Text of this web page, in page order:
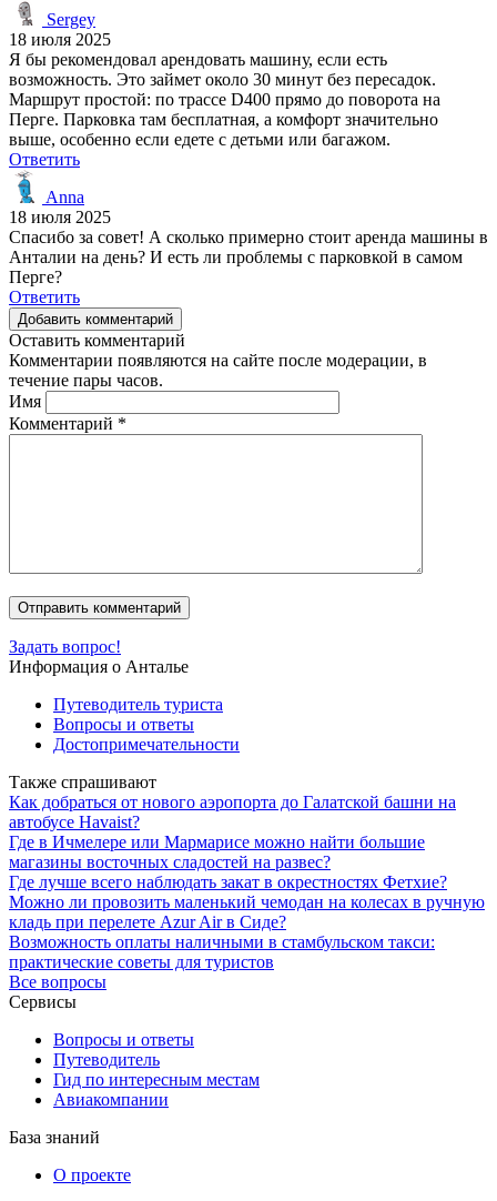
Sergey
18 июля 2025
Я бы рекомендовал арендовать машину, если есть
возможность. Это займет около 30 минут без пересадок.
Маршрут простой: по трассе D400 прямо до поворота на
Перге. Парковка там бесплатная, а комфорт значительно
выше, особенно если едете с детьми или багажом.
Ответить
Anna
18 июля 2025
Спасибо за совет! А сколько примерно стоит аренда машины в
Анталии на день? И есть ли проблемы с парковкой в самом
Перге?
Ответить
Добавить комментарий
Оставить комментарий
Комментарии появляются на сайте после модерации, в
течение пары часов.
Имя
Комментарий *
Задать вопрос!
Информация о Анталье
Путеводитель туриста
Вопросы и ответы
Достопримечательности
Также спрашивают
Как добраться от нового аэропорта до Галатской башни на
автобусе Havaist?
Где в Ичмелере или Мармарисе можно найти большие
магазины восточных сладостей на развес?
Где лучше всего наблюдать закат в окрестностях Фетхие?
Можно ли провозить маленький чемодан на колесах в ручную
кладь при перелете Azur Air в Сиде?
Возможность оплаты наличными в стамбульском такси:
практические советы для туристов
Все вопросы
Сервисы
Вопросы и ответы
Путеводитель
Гид по интересным местам
Авиакомпании
База знаний
О проекте